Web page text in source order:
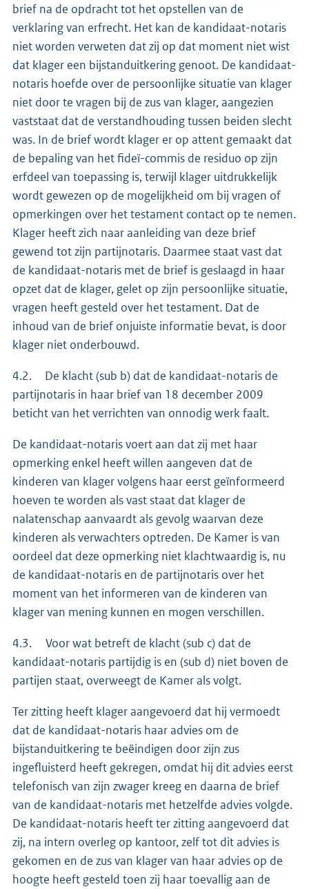
brief na de opdracht tot het opstellen van de
verklaring van erfrecht. Het kan de kandidaat-notaris
niet worden verweten dat zij op dat moment niet wist
dat klager een bijstanduitkering genoot. De kandidaat-
notaris hoefde over de persoonlijke situatie van klager
niet door te vragen bij de zus van klager, aangezien
vaststaat dat de verstandhouding tussen beiden slecht
was. In de brief wordt klager er op attent gemaakt dat
de bepaling van het fideï-commis de residuo op zijn
erfdeel van toepassing is, terwijl klager uitdrukkelijk
wordt gewezen op de mogelijkheid om bij vragen of
opmerkingen over het testament contact op te nemen.
Klager heeft zich naar aanleiding van deze brief
gewend tot zijn partijnotaris. Daarmee staat vast dat
de kandidaat-notaris met de brief is geslaagd in haar
opzet dat de klager, gelet op zijn persoonlijke situatie,
vragen heeft gesteld over het testament. Dat de
inhoud van de brief onjuiste informatie bevat, is door
klager niet onderbouwd.
4.2. De klacht (sub b) dat de kandidaat-notaris de
partijnotaris in haar brief van 18 december 2009
beticht van het verrichten van onnodig werk faalt.
De kandidaat-notaris voert aan dat zij met haar
opmerking enkel heeft willen aangeven dat de
kinderen van klager volgens haar eerst geïnformeerd
hoeven te worden als vast staat dat klager de
nalatenschap aanvaardt als gevolg waarvan deze
kinderen als verwachters optreden. De Kamer is van
oordeel dat deze opmerking niet klachtwaardig is, nu
de kandidaat-notaris en de partijnotaris over het
moment van het informeren van de kinderen van
klager van mening kunnen en mogen verschillen.
4.3. Voor wat betreft de klacht (sub c) dat de
kandidaat-notaris partijdig is en (sub d) niet boven de
partijen staat, overweegt de Kamer als volgt.
Ter zitting heeft klager aangevoerd dat hij vermoedt
dat de kandidaat-notaris haar advies om de
bijstanduitkering te beëindigen door zijn zus
ingefluisterd heeft gekregen, omdat hij dit advies eerst
telefonisch van zijn zwager kreeg en daarna de brief
van de kandidaat-notaris met hetzelfde advies volgde.
De kandidaat-notaris heeft ter zitting aangevoerd dat
zij, na intern overleg op kantoor, zelf tot dit advies is
gekomen en de zus van klager van haar advies op de
hoogte heeft gesteld toen zij haar toevallig aan de